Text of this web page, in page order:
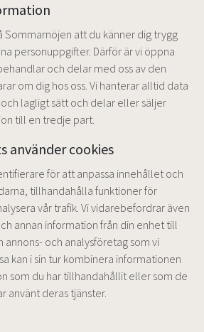
Sommarnöjen att du känner dig trygg
personuppgifter. Därför är vi öppna
och delar med oss av den
om dig hos oss. Vi hanterar alltid data
lagligt sätt och delar eller säljer
till en tredje part.
använder cookies
för att anpassa innehållet och
tillhandahålla funktioner för
vår trafik. Vi vidarebefordrar även
annan information från din enhet till
och analysföretag som vi
kan i sin tur kombinera informationen
som du har tillhandahållit eller som de
använt deras tjänster.